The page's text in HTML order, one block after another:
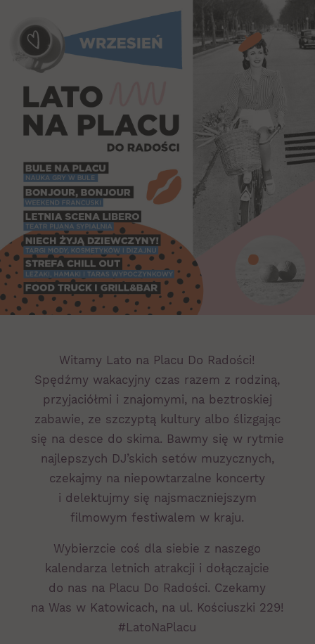
Witamy Lato na Placu Do Radości!
Spędźmy wakacyjny czas razem z rodziną,
przyjaciółmi i znajomymi, na beztroskiej
zabawie, ze szczyptą kultury albo ślizgając
się na desce do skima. Bawmy się w rytmie
najlepszych DJ’skich setów muzycznych,
czekajmy na niepowtarzalne koncerty
i delektujmy się najsmaczniejszym
filmowym festiwalem w kraju.
Wybierzcie coś dla siebie z naszego
kalendarza letnich atrakcji i dołączajcie
do nas na Placu Do Radości. Czekamy
na Was w Katowicach, na ul. Kościuszki 229!
#LatoNaPlacu